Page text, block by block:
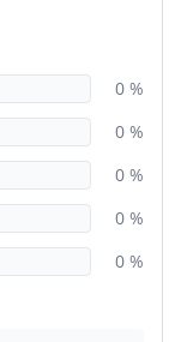
0 %
0 %
0 %
0 %
0 %